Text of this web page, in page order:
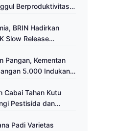
Berproduktivitas
BRIN Hadirkan
Slow Release
Pangan, Kementan
5.000 Indukan
Cabai Tahan Kutu
Pestisida dan
Padi Varietas